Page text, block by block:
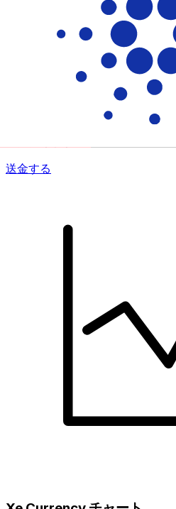
Xe 国際送金
オンラインの送金が迅速、安全
追跡と通知に加え、柔軟な配信
送金する